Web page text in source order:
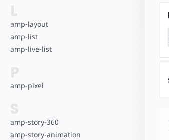
L
amp-layout
amp-list
amp-live-list
P
amp-pixel
S
amp-story-360
amp-story-animation